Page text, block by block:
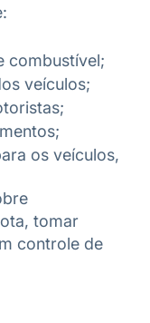
combustível;
veículos;
os veículos,
tomar
controle de